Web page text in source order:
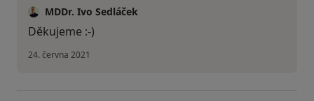
MDDr. Ivo Sedláček
Děkujeme :-)
24. června 2021